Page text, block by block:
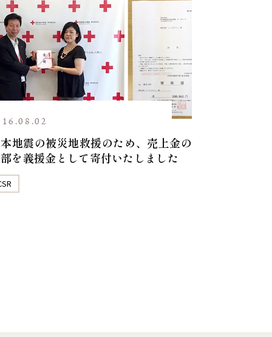
地震の被災地救援のため、売上金の
を義援金として寄付いたしました